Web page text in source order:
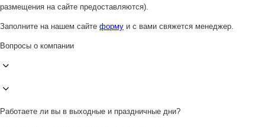
размещения на сайте предоставляются).
Заполните на нашем сайте форму и с вами свяжется менеджер.
Вопросы о компании
Работаете ли вы в выходные и праздничные дни?